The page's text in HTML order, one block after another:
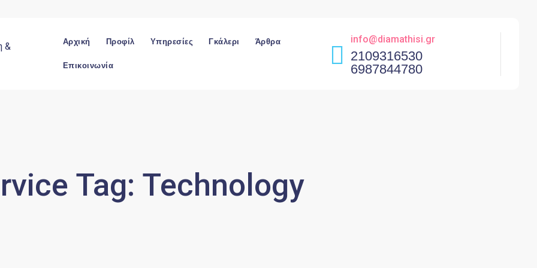
Αρχική Προφίλ Υπηρεσίες Γκάλερι Άρθρα
Επικοινωνία
info@diamathisi.gr
2109316530
6987844780
Tag: Technology